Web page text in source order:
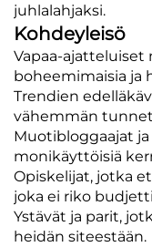
juhlalahjaksi.
Kohdeyleisö
Vapaa-ajatteluiset
boheemimaisia ja
Trendien
vähemmän
Muotibloggaajat
monikäyttöisiä
Opiskelijat, jotka
joka ei riko
Ystävät ja parit,
heidän siteestään.